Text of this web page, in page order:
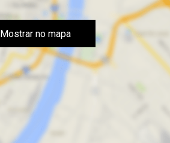
Mostrar no mapa